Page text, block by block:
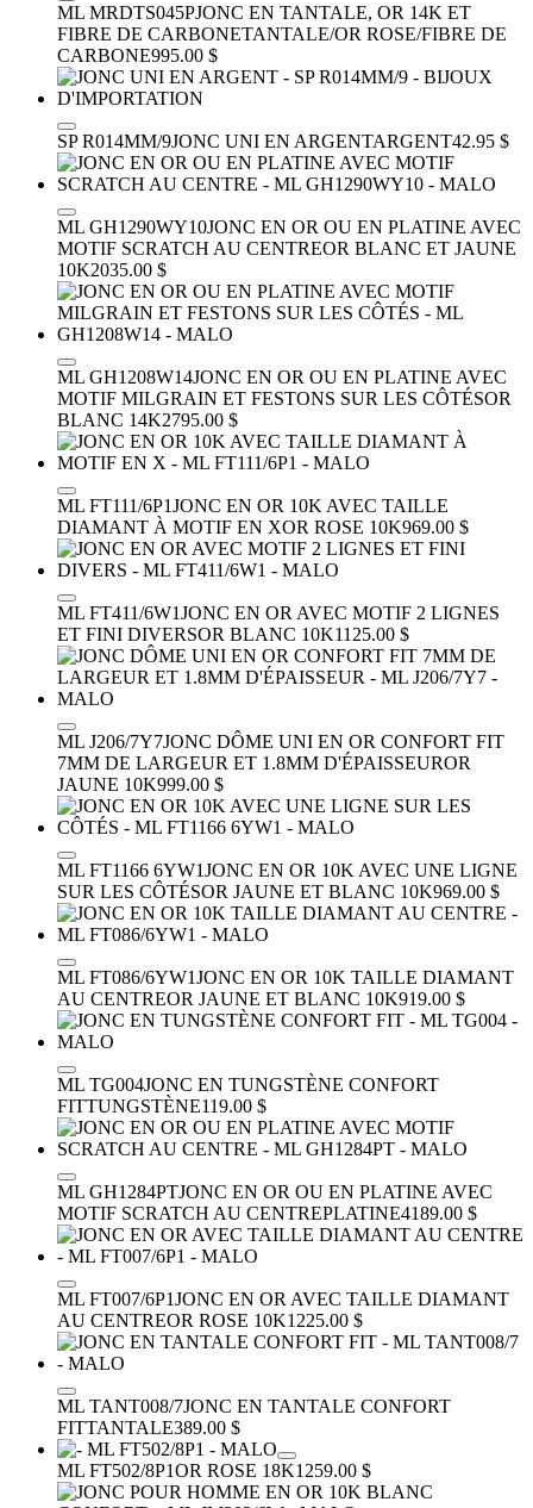
ML MRDTS045PJONC EN TANTALE, OR 14K ET
FIBRE DE CARBONETANTALE/OR ROSE/FIBRE DE
CARBONE995.00 $
SP R014MM/9JONC UNI EN ARGENTARGENT42.95 $
ML GH1290WY10JONC EN OR OU EN PLATINE AVEC
MOTIF SCRATCH AU CENTREOR BLANC ET JAUNE
10K2035.00 $
ML GH1208W14JONC EN OR OU EN PLATINE AVEC
MOTIF MILGRAIN ET FESTONS SUR LES CÔTÉSOR
BLANC 14K2795.00 $
ML FT111/6P1JONC EN OR 10K AVEC TAILLE
DIAMANT À MOTIF EN XOR ROSE 10K969.00 $
ML FT411/6W1JONC EN OR AVEC MOTIF 2 LIGNES
ET FINI DIVERSOR BLANC 10K1125.00 $
ML J206/7Y7JONC DÔME UNI EN OR CONFORT FIT
7MM DE LARGEUR ET 1.8MM D'ÉPAISSEUROR
JAUNE 10K999.00 $
ML FT1166 6YW1JONC EN OR 10K AVEC UNE LIGNE
SUR LES CÔTÉSOR JAUNE ET BLANC 10K969.00 $
ML FT086/6YW1JONC EN OR 10K TAILLE DIAMANT
AU CENTREOR JAUNE ET BLANC 10K919.00 $
ML TG004JONC EN TUNGSTÈNE CONFORT
FITTUNGSTÈNE119.00 $
ML GH1284PTJONC EN OR OU EN PLATINE AVEC
MOTIF SCRATCH AU CENTREPLATINE4189.00 $
ML FT007/6P1JONC EN OR AVEC TAILLE DIAMANT
AU CENTREOR ROSE 10K1225.00 $
ML TANT008/7JONC EN TANTALE CONFORT
FITTANTALE389.00 $
ML FT502/8P1OR ROSE 18K1259.00 $